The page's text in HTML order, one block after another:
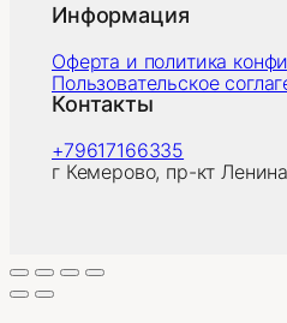
Информация
Оферта и политика
Пользовательское
Контакты
+79617166335
г Кемерово, пр-кт